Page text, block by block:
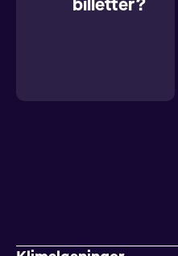
billetter?